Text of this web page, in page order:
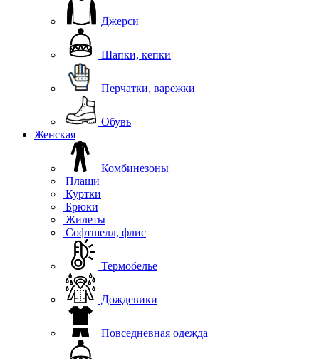
Джерси
Шапки, кепки
Перчатки, варежки
Обувь
Женская
Комбинезоны
Плащи
Куртки
Брюки
Жилеты
Софтшелл, флис
Термобелье
Дождевики
Повседневная одежда